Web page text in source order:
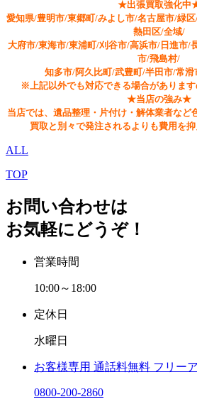
★出張買取強化中
愛知県/豊明市/東郷町/みよし市/名古屋市/緑
熱田区/全域/
大府市/東海市/東浦町/刈谷市/高浜市/日進市/
市/飛島村/
知多市/阿久比町/武豊町/半田市/常
※上記以外でも対応できる場合があります
★当店の強み★
当店では、遺品整理・片付け・解体業者など
買取と別々で発注されるよりも費用を抑
ALL
TOP
お問い合わせは
お気軽にどうぞ！
営業時間
10:00～18:00
定休日
水曜日
お客様専用 通話料無料 フリー
0800-200-2860